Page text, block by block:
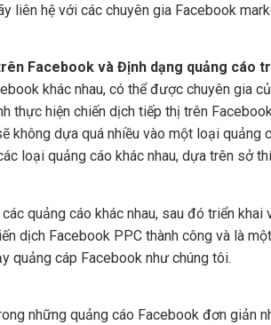
liên hệ với các chuyên gia Facebook
Facebook và Định dạng quảng cáo
khác nhau, có thể được chuyên gia
thực hiện chiến dịch tiếp thị trên
không dựa quá nhiều vào một loại quảng
loại quảng cáo khác nhau, dựa trên sở
quảng cáo khác nhau, sau đó triển
dịch Facebook PPC thành công và là
quảng cáp Facebook như chúng tôi.
những quảng cáo Facebook đơn giản